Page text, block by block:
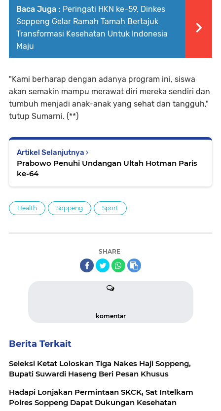
Baca Juga : Peringati HKN ke-59, Dinkes
Soppeng Gelar Ramah Tamah Bertajuk
Transformasi Kesehatan Untuk Indonesia
Maju
"Kami berharap dengan adanya program ini, siswa
akan semakin mampu merawat diri mereka sendiri dan
tumbuh menjadi anak-anak yang sehat dan tangguh,"
tutup Sumarni. (**)
Artikel Selanjutnya
Prabowo Penuhi Undangan Ultah Hotman Paris
ke-64
Health Soppeng Sport
SHARE
komentar
Berita Terkait
Seleksi Ketat Loloskan Tiga Nakes Haji Soppeng,
Bupati Suwardi Haseng Beri Pesan Khusus
Hadapi Lonjakan Permintaan SKCK, Sat Intelkam
Polres Soppeng Dapat Dukungan Kesehatan